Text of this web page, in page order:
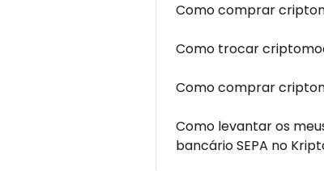
Como comprar
Como trocar
Como comprar
Como levantar os
bancário SEPA no